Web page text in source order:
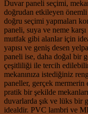
Duvar paneli seçimi,
doğrudan etkileyen
doğru seçimi yapmaları
paneli, suya ve neme karşı
mutfak gibi alanlar için
yapısı ve geniş desen
paneli ise, daha doğal bir
çeşitliliği ile tercih
mekanınıza istediğiniz
paneller, gerçek
pratik bir şekilde
duvarlarda şık ve lüks bir
idealdir. PVC lambri ve